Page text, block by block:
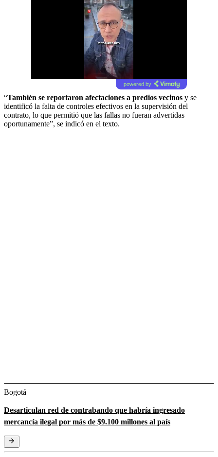
powered by
“También se reportaron afectaciones a predios vecinos y se
identificó la falta de controles efectivos en la supervisión del
contrato, lo que permitió que las fallas no fueran advertidas
oportunamente”, se indicó en el texto.
Bogotá
Desarticulan red de contrabando que habría ingresado
mercancía ilegal por más de $9.100 millones al país